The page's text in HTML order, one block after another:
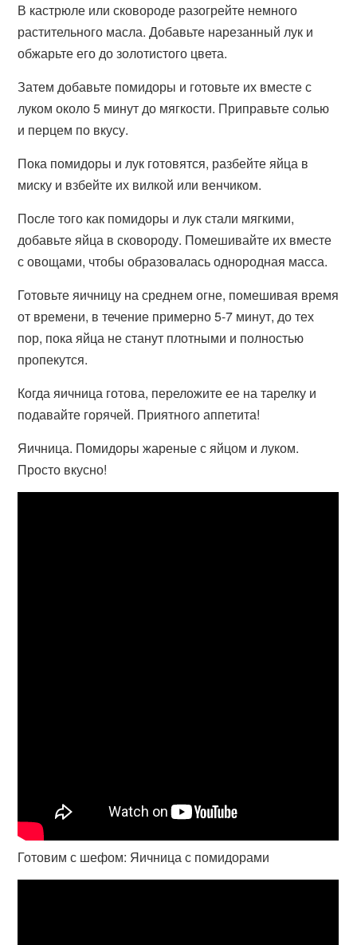
В кастрюле или сковороде разогрейте немного
растительного масла. Добавьте нарезанный лук и
обжарьте его до золотистого цвета.
Затем добавьте помидоры и готовьте их вместе с
луком около 5 минут до мягкости. Приправьте солью
и перцем по вкусу.
Пока помидоры и лук готовятся, разбейте яйца в
миску и взбейте их вилкой или венчиком.
После того как помидоры и лук стали мягкими,
добавьте яйца в сковороду. Помешивайте их вместе
с овощами, чтобы образовалась однородная масса.
Готовьте яичницу на среднем огне, помешивая время
от времени, в течение примерно 5-7 минут, до тех
пор, пока яйца не станут плотными и полностью
пропекутся.
Когда яичница готова, переложите ее на тарелку и
подавайте горячей. Приятного аппетита!
Яичница. Помидоры жареные с яйцом и луком.
Просто вкусно!
Готовим с шефом: Яичница с помидорами